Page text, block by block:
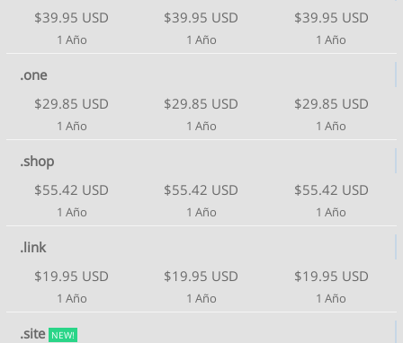
$39.95 USD
1 Año
$39.95 USD
1 Año
$39.95 USD
1 Año
.one
$29.85 USD
1 Año
$29.85 USD
1 Año
$29.85 USD
1 Año
.shop
$55.42 USD
1 Año
$55.42 USD
1 Año
$55.42 USD
1 Año
.link
$19.95 USD
1 Año
$19.95 USD
1 Año
$19.95 USD
1 Año
.site NEW!